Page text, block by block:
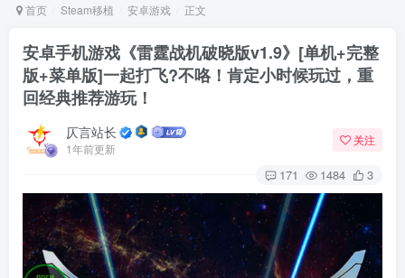
首页 Steam移植 安卓游戏 正文
安卓手机游戏《雷霆战机破晓版v1.9》[单机+完整
版+菜单版]一起打飞?不咯！肯定小时候玩过，重
回经典推荐游玩！
仄言站长
1年前更新
关注
171 1484 3